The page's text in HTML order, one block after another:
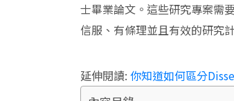
士畢業論文。這些研究專案需
信服、有條理並且有效的研究
延伸閱讀: 你知道如何區分